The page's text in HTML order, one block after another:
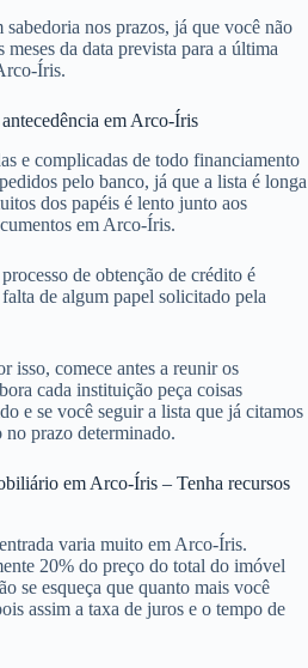
sabedoria nos prazos, já que você não
meses da data prevista para a última
Íris.
em Arco-Íris
e complicadas de todo financiamento
pelo banco, já que a lista é longa
dos papéis é lento junto aos
em Arco-Íris.
de obtenção de crédito é
de algum papel solicitado pela
isso, comece antes a reunir os
cada instituição peça coisas
e se você seguir a lista que já citamos
prazo determinado.
em Arco-Íris – Tenha recursos
varia muito em Arco-Íris.
20% do preço do total do imóvel
se esqueça que quanto mais você
assim a taxa de juros e o tempo de